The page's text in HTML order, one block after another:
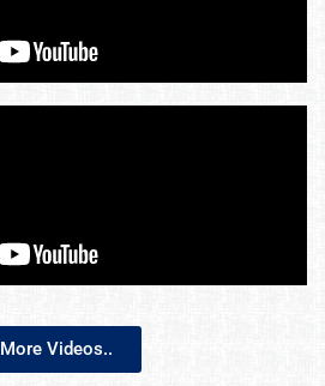
More Videos..